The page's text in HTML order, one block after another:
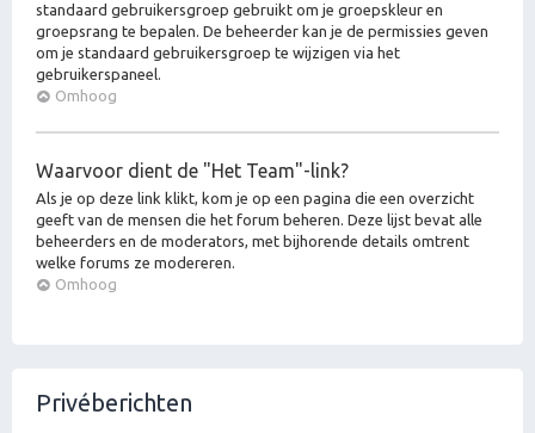
standaard gebruikersgroep gebruikt om je groepskleur en
groepsrang te bepalen. De beheerder kan je de permissies geven
om je standaard gebruikersgroep te wijzigen via het
gebruikerspaneel.
Omhoog
Waarvoor dient de "Het Team"-link?
Als je op deze link klikt, kom je op een pagina die een overzicht
geeft van de mensen die het forum beheren. Deze lijst bevat alle
beheerders en de moderators, met bijhorende details omtrent
welke forums ze modereren.
Omhoog
Privéberichten